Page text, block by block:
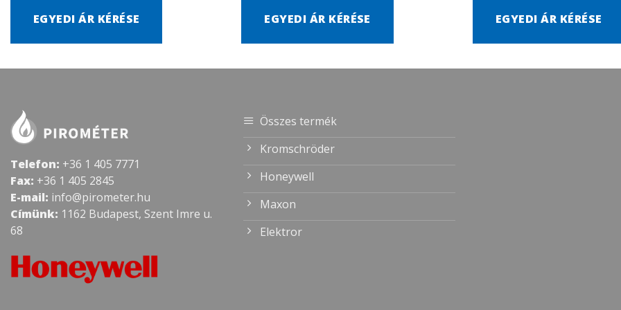
EGYEDI ÁR KÉRÉSE EGYEDI ÁR KÉRÉSE EGYEDI ÁR KÉRÉSE
Telefon: +36 1 405 7771
Fax: +36 1 405 2845
E-mail: info@pirometer.hu
Címünk: 1162 Budapest, Szent Imre u.
68
Összes termék
Kromschröder
Honeywell
Maxon
Elektror